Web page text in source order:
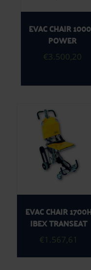
EVAC CHAIR
POWER
€3.500,20
EVAC CHAIR
IBEX TRANSEAT
€1.567,61